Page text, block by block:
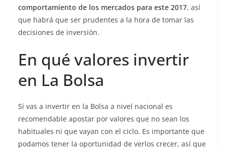
comportamiento de los mercados para este 2017, así
que habrá que ser prudentes a la hora de tomar las
decisiones de inversión.
En qué valores invertir
en La Bolsa
Sí vas a invertir en la Bolsa a nivel nacional es
recomendable apostar por valores que no sean los
habituales ni que vayan con el ciclo. Es importante que
podamos tener la oportunidad de verlos crecer, así que